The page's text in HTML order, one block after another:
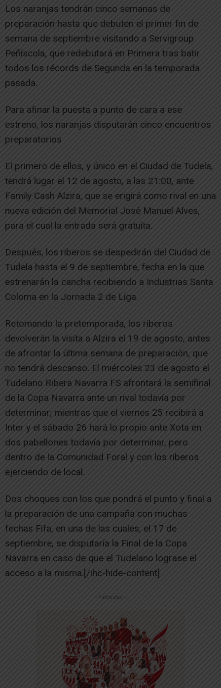
Los naranjas tendrán cinco semanas de
preparación hasta que debuten el primer fin de
semana de septiembre visitando a Servigroup
Peñíscola, que redebutará en Primera tras batir
todos los récords de Segunda en la temporada
pasada.
Para afinar la puesta a punto de cara a ese
estreno, los naranjas disputarán cinco encuentros
preparatorios
El primero de ellos, y único en el Ciudad de Tudela,
tendrá lugar el 12 de agosto, a las 21:00, ante
Family Cash Alzira, que se erigirá como rival en una
nueva edición del Memorial José Manuel Alves,
para el cual la entrada será gratuita.
Después, los riberos se despedirán del Ciudad de
Tudela hasta el 9 de septiembre, fecha en la que
estrenarán la cancha recibiendo a Industrias Santa
Coloma en la Jornada 2 de Liga.
Retomando la pretemporada, los riberos
devolverán la visita a Alzira el 19 de agosto, antes
de afrontar la última semana de preparación, que
no tendrá descanso. El miércoles 23 de agosto el
Tudelano Ribera Navarra FS afrontará la semifinal
de la Copa Navarra ante un rival todavía por
determinar; mientras que el viernes 25 recibirá a
Inter y el sábado 26 hará lo propio ante Xota en
dos pabellones todavía por determinar, pero
dentro de la Comunidad Foral y con los riberos
ejerciendo de local.
Dos choques con los que pondrá el punto y final a
la preparación de una campaña con muchas
fechas Fifa, en una de las cuales, el 17 de
septiembre, se disputaría la Final de la Copa
Navarra en caso de que el Tudelano lograse el
acceso a la misma.[/ihc-hide-content]
-- Publicidad --